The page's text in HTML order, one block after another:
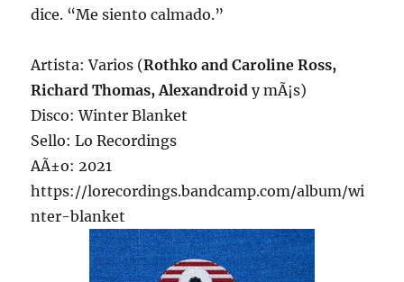
dice. “Me siento calmado.”
Artista: Varios (Rothko and Caroline Ross,
Richard Thomas, Alexandroidy mÃ¡s)
Disco: Winter Blanket
Sello: Lo Recordings
AÃ±o: 2021
https://lorecordings.bandcamp.com/album/wi
nter-blanket